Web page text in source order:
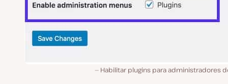
Habilitar plugins para administradores